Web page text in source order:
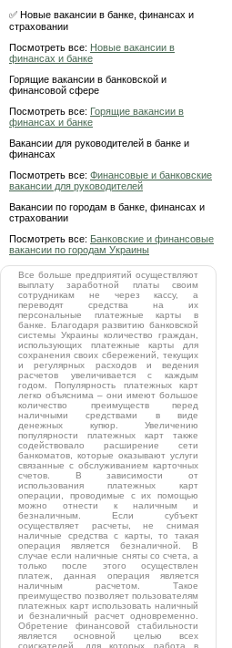
✅ Новые вакансии в банке, финансах и
страховании
Посмотреть все: Новые вакансии в
финансах и банке
Горящие вакансии в банковской и
финансовой сфере
Посмотреть все: Горящие вакансии в
финансах и банке
Вакансии для руководителей в банке и
финансах
Посмотреть все: Финансовые и банковские
вакансии для руководителей
Вакансии по городам в банке, финансах и
страховании
Посмотреть все: Банковские и финансовые
вакансии по городам Украины
Все больше предприятий осуществляют
выплату заработной платы своим
сотрудникам не через кассу, а
переводят средства на их
персональные платежные карты в
банке. Благодаря развитию банковской
системы Украины количество граждан,
использующих платежные карты для
сохранения своих сбережений, текущих
и регулярных расходов и ведения
расчетов увеличивается с каждым
годом. Популярность платежных карт
легко объяснима – они имеют большое
количество преимуществ перед
наличными средствами в виде
денежных купюр. Увеличению
популярности платежных карт также
содействовало расширение сети
банкоматов, которые оказывают услуги
связанные с обслуживанием карточных
счетов. В зависимости от
использования платежных карт
операции, проводимые с их помощью
можно отнести к наличным и
безналичным. Если субъект
осуществляет расчеты, не снимая
наличные средства с карты, то такая
операция является безналичной. В
случае если наличные сняты со счета, а
только после этого осуществлен
платеж, данная операция является
наличным расчетом. Такое
преимущество позволяет пользователям
платежных карт использовать наличный
и безналичный расчет одновременно.
Обретение финансовой стабильности
является основной целью всех
соискателей, для которых работа в